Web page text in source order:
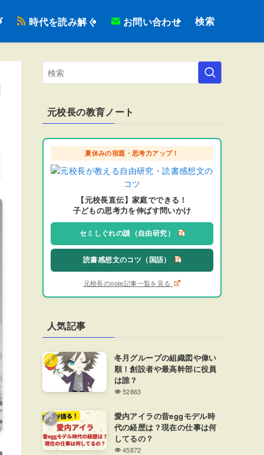
時代を読み解く お問い合わせ 検索
元校長の教育ノート
夏休みの宿題・思考力アップ！
【元校長直伝】家庭でできる！
子どもの思考力を伸ばす問いかけ
セミしぐれの謎（自由研究）
読書感想文のコツ（国語）
元校長のnote記事一覧を見る
人気記事
冬月グループの組織図や偉い
順！創設者や最高幹部に役員
は誰？
52863
愛内アイラの昔eggモデル時
代の経歴は？現在の仕事は何
してるの？
45872